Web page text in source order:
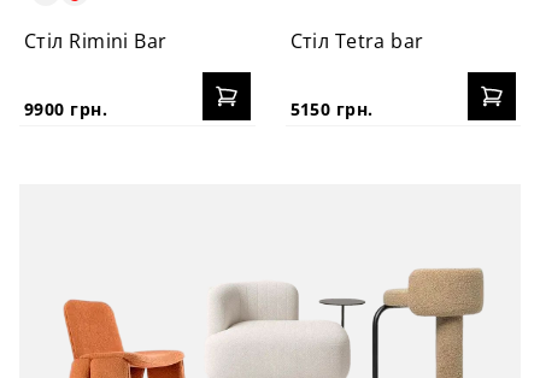
Стіл Rimini Bar
9900 грн.
Стіл Tetra bar
5150 грн.